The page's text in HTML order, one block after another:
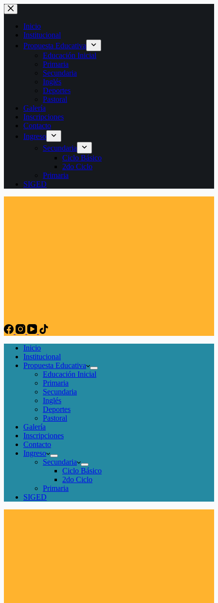
Saltar
al
contenido
Inicio
Institucional
Propuesta Educativa
Educación Inicial
Primaria
Secundaria
Inglés
Deportes
Pastoral
Galería
Inscripciones
Contacto
Ingreso
Secundaria
Ciclo Básico
2do Ciclo
Primaria
SIGED
Inicio
Institucional
Propuesta Educativa
Educación Inicial
Primaria
Secundaria
Inglés
Deportes
Pastoral
Galería
Inscripciones
Contacto
Ingreso
Secundaria
Ciclo Básico
2do Ciclo
Primaria
SIGED